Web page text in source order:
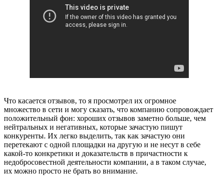
Что касается отзывов, то я просмотрел их огромное
множество в сети и могу сказать, что компанию сопровождает
положительный фон: хороших отзывов заметно больше, чем
нейтральных и негативных, которые зачастую пишут
конкуренты. Их легко выделить, так как зачастую они
перетекают с одной площадки на другую и не несут в себе
какой-то конкретики и доказательств в причастности к
недобросовестной деятельности компании, а в таком случае,
их можно просто не брать во внимание.